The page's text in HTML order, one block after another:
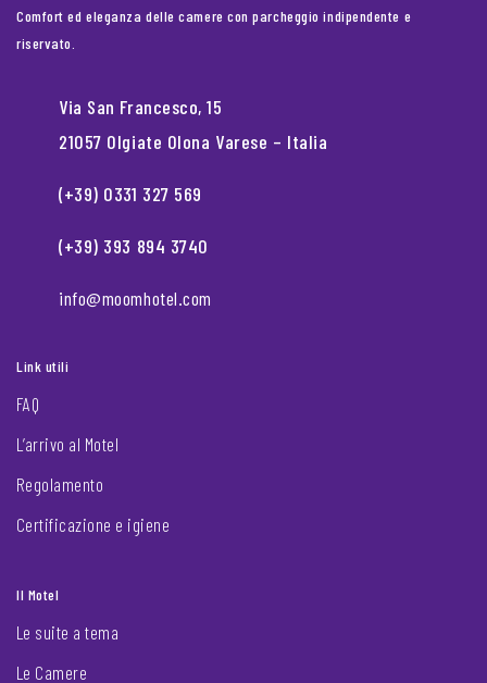
Comfort ed eleganza delle camere con parcheggio indipendente e
riservato.
Via San Francesco, 15
21057 Olgiate Olona Varese – Italia
(+39) 0331 327 569
(+39) 393 894 3740
info@moomhotel.com
Link utili
FAQ
L’arrivo al Motel
Regolamento
Certificazione e igiene
Il Motel
Le suite a tema
Le Camere